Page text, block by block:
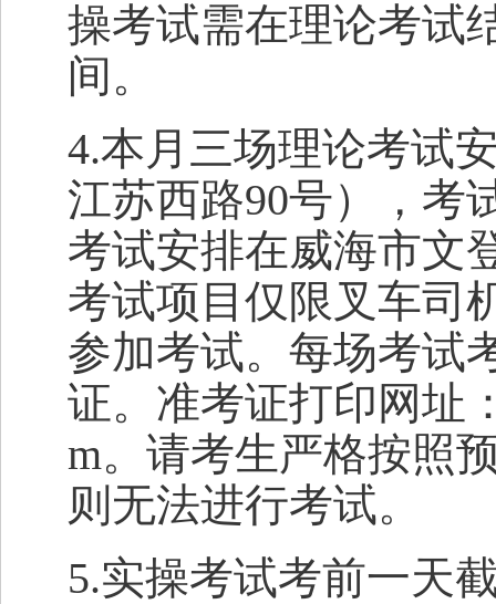
操考试需在理论考试
间。
4.本月三场理论考试
江苏西路90号），考
考试安排在威海市文
考试项目仅限叉车司
参加考试。每场考试
证。准考证打印网址
m。请考生严格按照
则无法进行考试。
5.实操考试考前一天